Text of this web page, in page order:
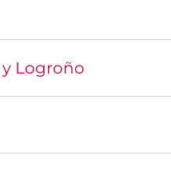
y Logroño